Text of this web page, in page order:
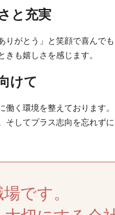
と充実
りがとう」と笑顔で喜んで
きも嬉しさを感じます。
けて
働く環境を整えております
そしてプラス志向を忘れず
です。